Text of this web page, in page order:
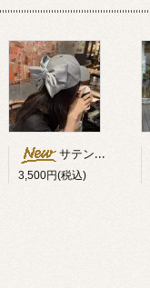
サテンダブルリボン付キャップ
3,500円(税込)